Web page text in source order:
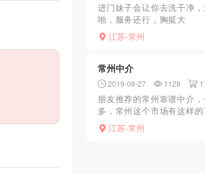
进门妹子会让你去洗干净
啪，服务还行，胸挺大
的江苏-常州
常州中介
2019-08-27 1128
朋友推荐的常州靠谱中介
多，常州这个市场有这样
以去看看
江苏-常州